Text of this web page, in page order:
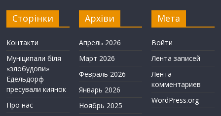
Сторінки
Контакти
Муніципали біля
«злобудови»
Едельдорф
пресували киянок
Про нас
Архіви
Апрель 2026
Март 2026
Февраль 2026
Январь 2026
Ноябрь 2025
Мета
Войти
Лента записей
Лента
комментариев
WordPress.org